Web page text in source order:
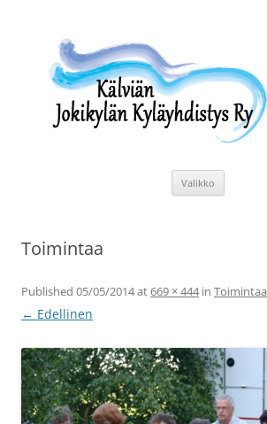
Valikko
Toimintaa
Published 05/05/2014at669 × 444in Toimintaa
← Edellinen